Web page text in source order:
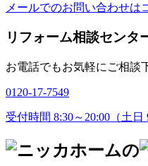
メールでのお問い合わせは
リフォーム相談センタ
お電話でもお気軽にご相談
0120-17-7549
受付時間 8:30～20:00（土日